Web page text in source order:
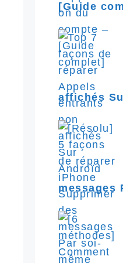
[Guide
affichés
messages